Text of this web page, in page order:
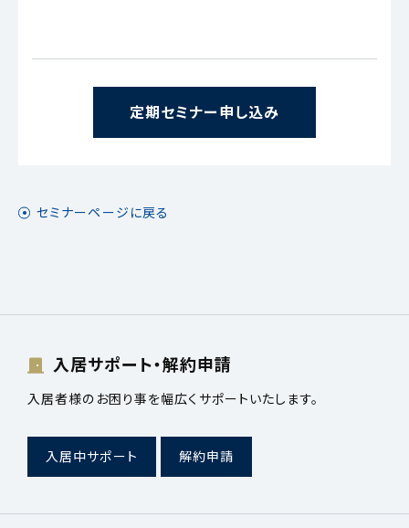
定期セミナー申し込み
セミナーページに戻る
入居サポート・解約申請
入居者様のお困り事を幅広くサポートいたします。
入居中サポート 解約申請